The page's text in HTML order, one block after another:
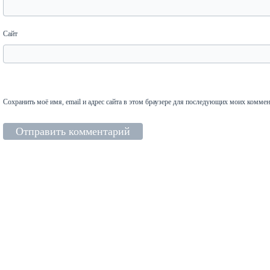
Сайт
Сохранить моё имя, email и адрес сайта в этом браузере для последующих моих